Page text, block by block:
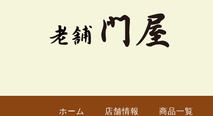
ホーム 店舗情報 商品一覧